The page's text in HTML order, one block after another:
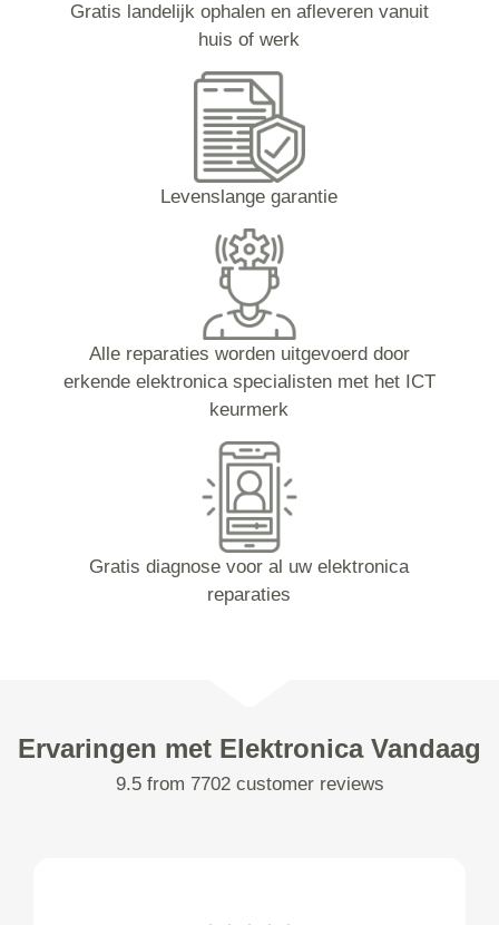
Gratis landelijk ophalen en afleveren vanuit
huis of werk
Levenslange garantie
Alle reparaties worden uitgevoerd door
erkende elektronica specialisten met het ICT
keurmerk
Gratis diagnose voor al uw elektronica
reparaties
Ervaringen met Elektronica Vandaag
9.5 from 7702 customer reviews